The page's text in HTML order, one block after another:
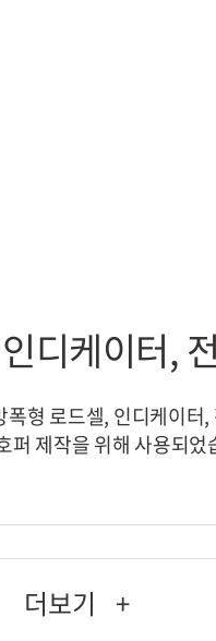
디케이터,
형 로드셀, 인디케이터
퍼 제작을 위해 사용되
더보기 +